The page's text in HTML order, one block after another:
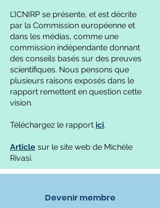
L’ICNIRP se présente, et est décrite
par la Commission européenne et
dans les médias, comme une
commission indépendante donnant
des conseils basés sur des preuves
scientifiques. Nous pensons que
plusieurs raisons exposés dans le
rapport remettent en question cette
vision.
Téléchargez le rapport ici.
Article sur le site web de Michèle
Rivasi.
Devenir membre